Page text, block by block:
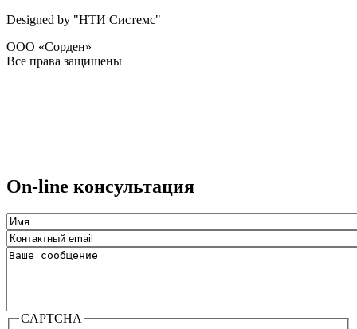
Designed by "НТИ Системс"
ООО «Сорден»
Все права защищены
On-line консультация
CAPTCHA